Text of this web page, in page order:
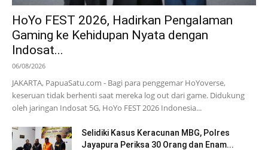
HoYo FEST 2026, Hadirkan Pengalaman
Gaming ke Kehidupan Nyata dengan
Indosat...
06/08/2026
JAKARTA, PapuaSatu.com - Bagi para penggemar HoYoverse,
keseruan tidak berhenti saat mereka log out dari game. Didukung
oleh jaringan Indosat 5G, HoYo FEST 2026 Indonesia...
Selidiki Kasus Keracunan MBG, Polres
Jayapura Periksa 30 Orang dan Enam...